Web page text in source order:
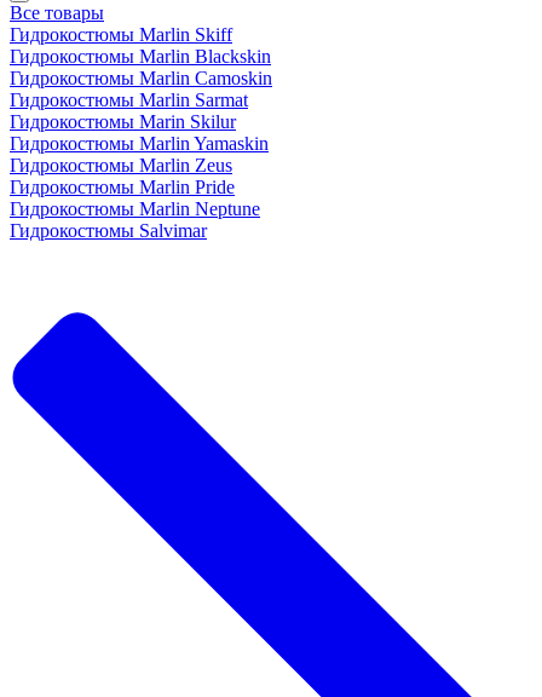
Все товары
Гидрокостюмы Marlin Skiff
Гидрокостюмы Marlin Blackskin
Гидрокостюмы Marlin Camoskin
Гидрокостюмы Marlin Sarmat
Гидрокостюмы Marin Skilur
Гидрокостюмы Marlin Yamaskin
Гидрокостюмы Marlin Zeus
Гидрокостюмы Marlin Pride
Гидрокостюмы Marlin Neptune
Гидрокостюмы Salvimar